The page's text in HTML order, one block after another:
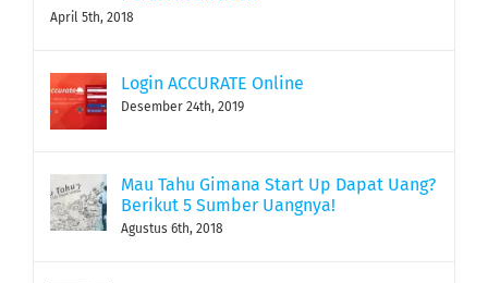
April 5th, 2018
Login ACCURATE Online
Desember 24th, 2019
Mau Tahu Gimana Start Up Dapat Uang?
Berikut 5 Sumber Uangnya!
Agustus 6th, 2018